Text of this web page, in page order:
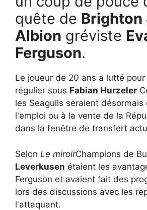
quête de Brighton
Albion gréviste
Ferguson.
Le joueur de 20 ans a lutté
régulier sous Fabian Hurzeler
les Seagulls seraient désormais
l'emploi ou à la vente de la
dans la fenêtre de transfert
Selon Le miroirChampions de
Leverkusen étaient les
Ferguson et avaient fait des
lors des discussions avec les
l'attaquant.